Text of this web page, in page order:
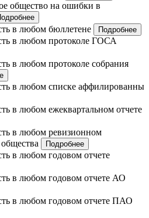
общество на ошибки в
в любом бюллетене Подробнее
в любом протоколе ГОСА
в любом протоколе собрания
в любом списке аффилированны
в любом ежеквартальном отчете
в любом ревизионном
Подробнее
в любом годовом отчете
в любом годовом отчете АО
в любом годовом отчете ПАО